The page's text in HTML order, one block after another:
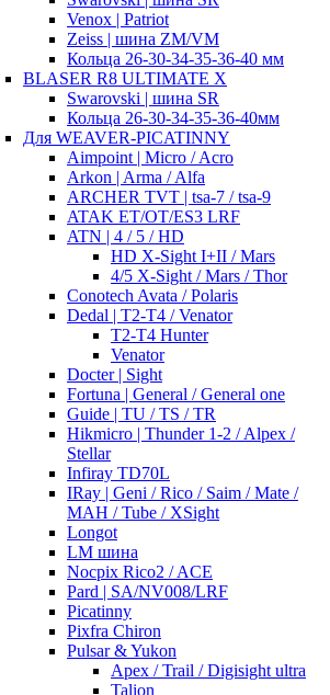
Venox | Patriot
Zeiss | шина ZM/VM
Кольца 26-30-34-35-36-40 мм
BLASER R8 ULTIMATE X
Swarovski | шина SR
Кольца 26-30-34-35-36-40мм
Для WEAVER-PICATINNY
Aimpoint | Micro / Acro
Arkon | Arma / Alfa
ARCHER TVT | tsa-7 / tsa-9
ATAK ET/OT/ES3 LRF
ATN | 4 / 5 / HD
HD X-Sight I+II / Mars
4/5 X-Sight / Mars / Thor
Conotech Avata / Polaris
Dedal | T2-T4 / Venator
T2-T4 Hunter
Venator
Docter | Sight
Fortuna | General / General one
Guide | TU / TS / TR
Hikmicro | Thunder 1-2 / Alpex /
Stellar
Infiray TD70L
IRay | Geni / Rico / Saim / Mate /
MAH / Tube / XSight
Longot
LM шина
Nocpix Rico2 / ACE
Pard | SA/NV008/LRF
Picatinny
Pixfra Chiron
Pulsar & Yukon
Apex / Trail / Digisight ultra
Talion